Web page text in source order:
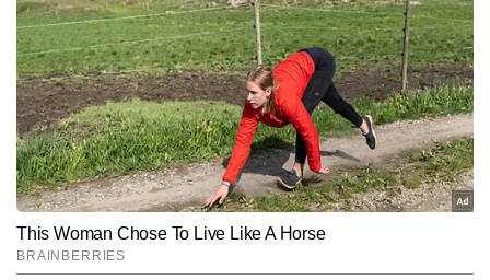
में मुद्रा बाजार को स्थिर रखने के लिए किया जाता है। 681 अरब
डॉलर से अधिक का विदेशी मुद्रा भंडार भारत को दुनिया के सबसे बड़े
रिजर्व रखने वाले देशों में शामिल करता है और वैश्विक आर्थिक
अनिश्चितताओं के बीच यह देश की वित्तीय सुरक्षा को मजबूत आधार
प्रदान करता है।
Hindi NewsBusiness